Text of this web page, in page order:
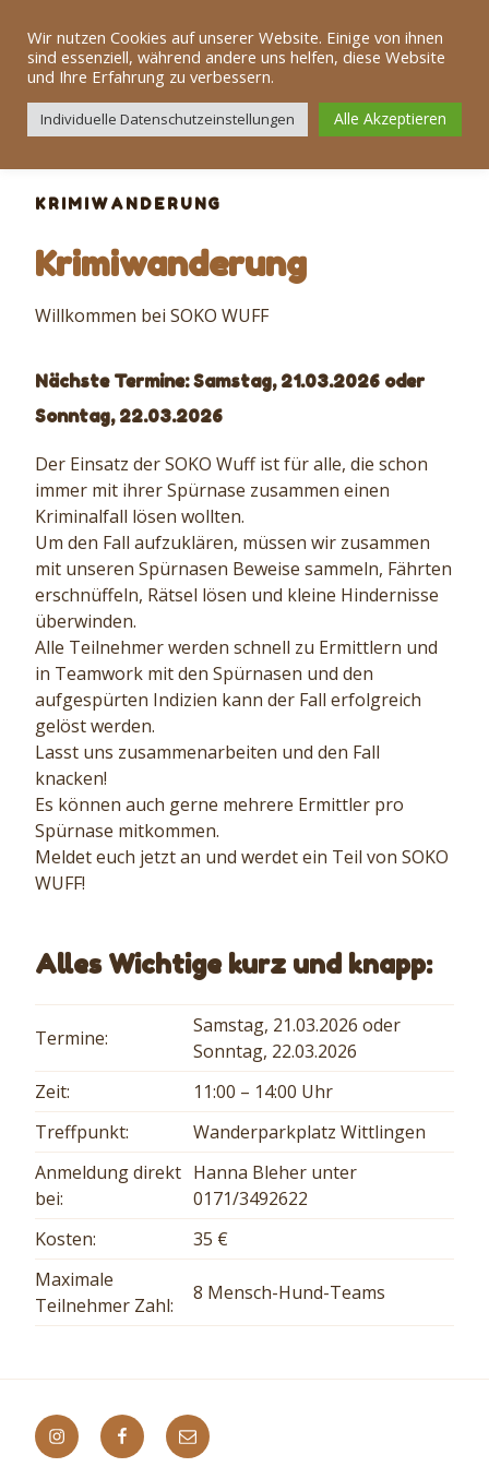
Inhalt
springenDog Team Alb
Menü
KRIMIWANDERUNG
Krimiwanderung
Willkommen bei SOKO WUFF
Nächste Termine: Samstag, 21.03.2026 oder
Sonntag, 22.03.2026
Der Einsatz der SOKO Wuff ist für alle, die schon
immer mit ihrer Spürnase zusammen einen
Kriminalfall lösen wollten.
Um den Fall aufzuklären, müssen wir zusammen
mit unseren Spürnasen Beweise sammeln, Fährten
erschnüffeln, Rätsel lösen und kleine Hindernisse
überwinden.
Alle Teilnehmer werden schnell zu Ermittlern und
in Teamwork mit den Spürnasen und den
aufgespürten Indizien kann der Fall erfolgreich
gelöst werden.
Lasst uns zusammenarbeiten und den Fall
knacken!
Es können auch gerne mehrere Ermittler pro
Spürnase mitkommen.
Meldet euch jetzt an und werdet ein Teil von SOKO
WUFF!
Alles Wichtige kurz und knapp:
Termine:
Samstag, 21.03.2026 oder
Sonntag, 22.03.2026
Zeit:
11:00 – 14:00 Uhr
Treffpunkt:
Wanderparkplatz Wittlingen
Anmeldung direkt
bei:
Hanna Bleher unter
0171/3492622
Kosten:
35 €
Maximale
Teilnehmer Zahl:
8 Mensch-Hund-Teams
InstagramFacebook
E-
Mail
Wir nutzen Cookies auf unserer Website. Einige von ihnen
sind essenziell, während andere uns helfen, diese Website
und Ihre Erfahrung zu verbessern.
Individuelle Datenschutzeinstellungen Alle Akzeptieren